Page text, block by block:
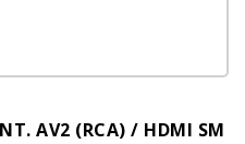
AV2 (RCA) / HDMI SM